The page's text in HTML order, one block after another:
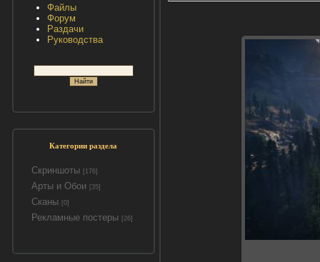
Файлы
Форум
Раздачи
Руководства
Категории раздела
Скриншоты [176]
Арты и Обои [35]
Сканы [0]
Рекламные постеры [26]